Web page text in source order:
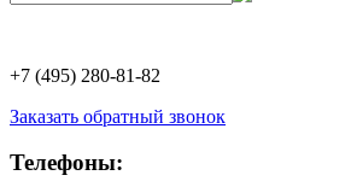
+7 (495) 280-81-82
Заказать обратный звонок
Телефоны: